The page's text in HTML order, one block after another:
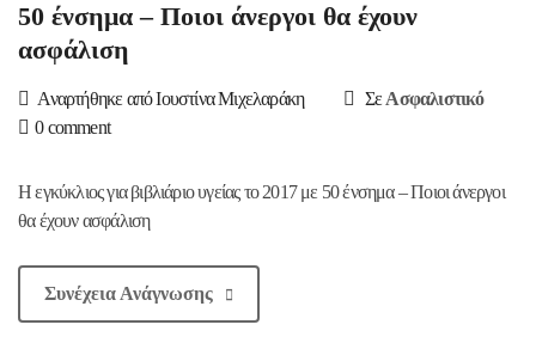
50 ένσημα – Ποιοι άνεργοι θα έχουν
ασφάλιση
Αναρτήθηκε από Ιουστίνα Μιχελαράκη Σε Ασφαλιστικό
0 comment
Η εγκύκλιος για βιβλιάριο υγείας το 2017 με 50 ένσημα – Ποιοι άνεργοι
θα έχουν ασφάλιση
Συνέχεια Ανάγνωσης